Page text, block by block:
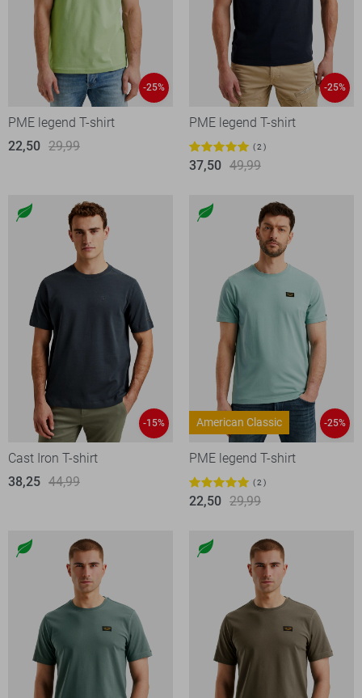
-25%
PME legend T-shirt
22,50 29,99
-25%
PME legend T-shirt
2
37,50 49,99
-15%
Cast Iron T-shirt
38,25 44,99
American Classic -25%
PME legend T-shirt
2
22,50 29,99